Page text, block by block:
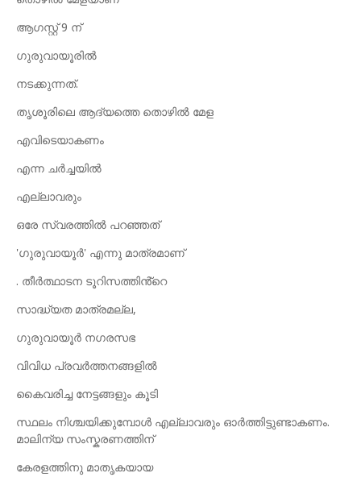
ആഗസ്റ്റ് 9 ന്
ഗുരുവായൂരിൽ
നടക്കുന്നത്.
തൃശൂരിലെ ആദ്യത്തെ തൊഴിൽ മേള
എവിടെയാകണം
എന്ന ചർച്ചയിൽ
എല്ലാവരും
ഒരേ സ്വരത്തിൽ പറഞ്ഞത്
'ഗുരുവായൂർ' എന്നു മാത്രമാണ്
. തീർത്ഥാടന ടൂറിസത്തിൻ്റെ
സാദ്ധ്യത മാത്രമല്ല,
ഗുരുവായൂർ നഗരസഭ
വിവിധ പ്രവർത്തനങ്ങളിൽ
കൈവരിച്ച നേട്ടങ്ങളും കൂടി
സ്ഥലം നിശ്ചയിക്കുമ്പോൾ എല്ലാവരും ഓർത്തിട്ടുണ്ടാകണം.
മാലിന്യ സംസ്കരണത്തിന്
കേരളത്തിനു മാതൃകയായ